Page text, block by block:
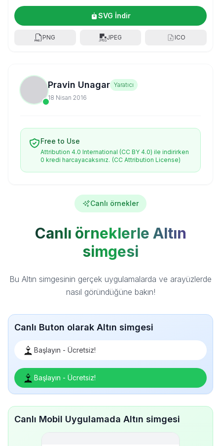
SVG İndir
PNG JPEG ICO
Pravin Unagar Yaratıcı
18 Nisan 2016
Free to Use
Attribution 4.0 International (CC BY 4.0) ile indirirken
0 kredi harcayacaksınız. (CC Attribution License)
Canlı örnekler
Canlı örneklerle Altın
simgesi
Bu Altın simgesinin gerçek uygulamalarda ve arayüzlerde
nasıl göründüğüne bakın!
Canlı Buton olarak Altın simgesi
Başlayın - Ücretsiz!
Başlayın - Ücretsiz!
Canlı Mobil Uygulamada Altın simgesi